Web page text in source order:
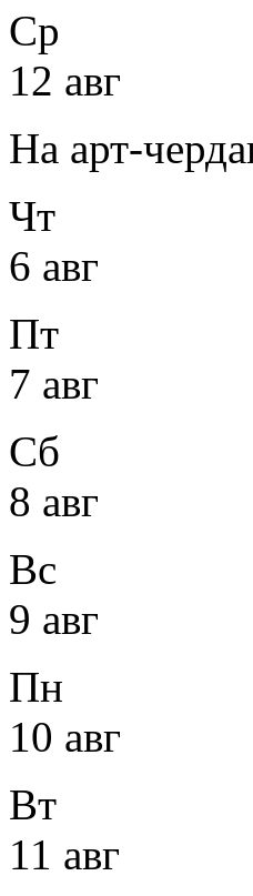
Ср
12 авг
На арт-
Чт
6 авг
Пт
7 авг
Сб
8 авг
Вс
9 авг
Пн
10 авг
Вт
11 авг